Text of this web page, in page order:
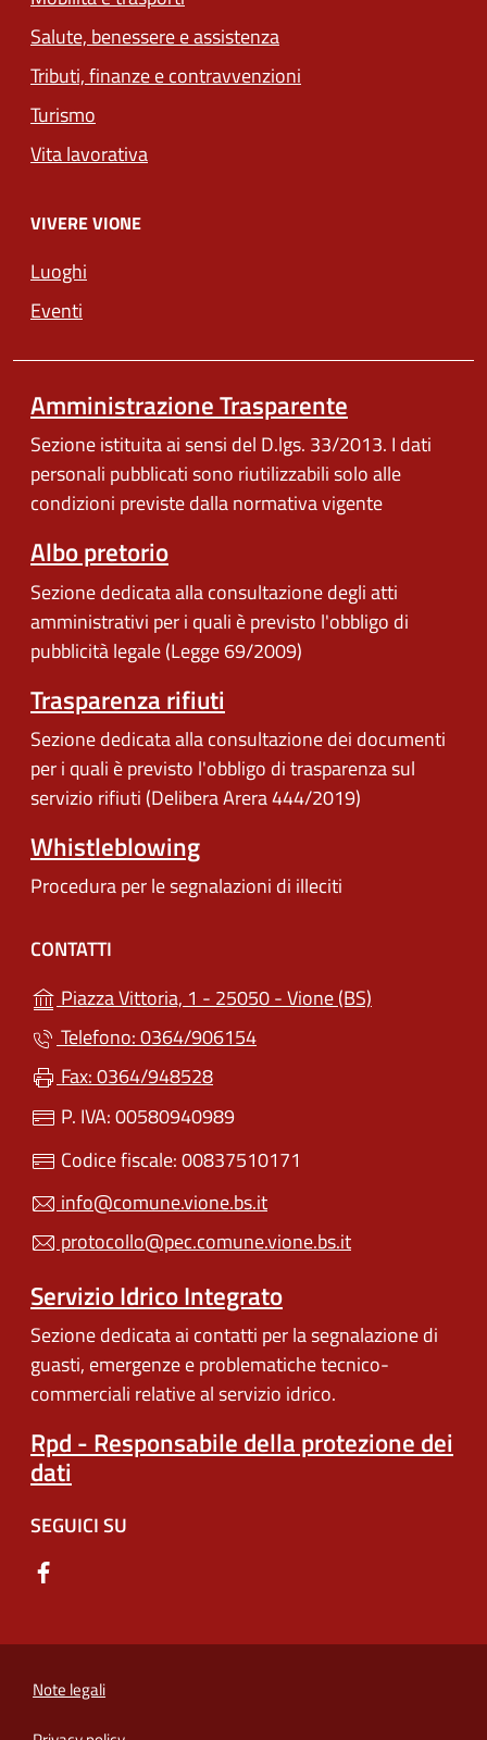
Salute, benessere e assistenza
Tributi, finanze e contravvenzioni
Turismo
Vita lavorativa
VIVERE VIONE
Luoghi
Eventi
Amministrazione Trasparente
Sezione istituita ai sensi del D.lgs. 33/2013. I dati
personali pubblicati sono riutilizzabili solo alle
condizioni previste dalla normativa vigente
Albo pretorio
Sezione dedicata alla consultazione degli atti
amministrativi per i quali è previsto l'obbligo di
pubblicità legale (Legge 69/2009)
Trasparenza rifiuti
Sezione dedicata alla consultazione dei documenti
per i quali è previsto l'obbligo di trasparenza sul
servizio rifiuti (Delibera Arera 444/2019)
Whistleblowing
Procedura per le segnalazioni di illeciti
CONTATTI
Piazza Vittoria, 1 - 25050 - Vione (BS)
Telefono: 0364/906154
Fax: 0364/948528
P. IVA: 00580940989
Codice fiscale: 00837510171
info@comune.vione.bs.it
protocollo@pec.comune.vione.bs.it
Servizio Idrico Integrato
Sezione dedicata ai contatti per la segnalazione di
guasti, emergenze e problematiche tecnico-
commerciali relative al servizio idrico.
Rpd - Responsabile della protezione dei
dati
SEGUICI SU
Note legali